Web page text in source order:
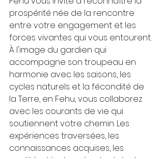
prospérité née de la rencontre
entre votre engagement et les
forces vivantes qui vous entourent.
À l'image du gardien qui
accompagne son troupeau en
harmonie avec les saisons, les
cycles naturels et la fécondité de
la Terre, en Fehu, vous collaborez
avec les courants de vie qui
soutiennent votre chemin. Les
expériences traversées, les
connaissances acquises, les